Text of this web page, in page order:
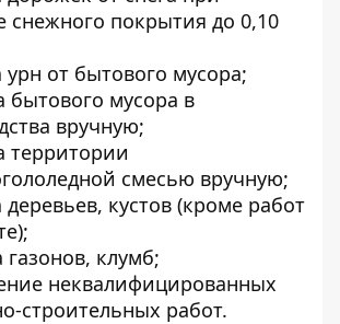
снежного покрытия до 0,10
урн от бытового мусора;
бытового мусора в
вручную;
территории
смесью вручную;
кустов (кроме работ
клумб;
неквалифицированных
строительных работ.